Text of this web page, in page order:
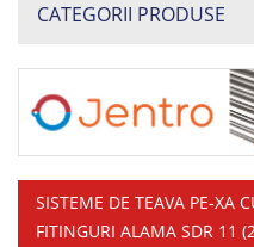
CATEGORII PRODUSE
SISTEME DE TEAVA PE-XA
FITINGURI ALAMA SDR 11